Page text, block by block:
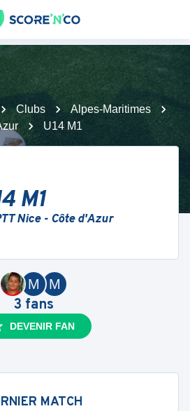
Clubs
Alpes-Maritimes
U14 M1
M1
Nice - Côte d'Azur
M
M
3 fans
DEVENIR FAN
MATCH